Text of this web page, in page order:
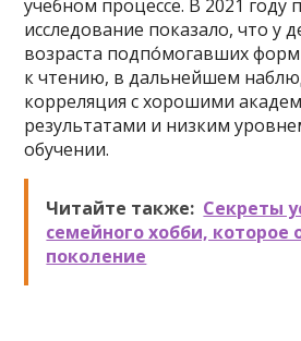
учебном процессе. В 2021 году
исследование показало, что у
возраста подпо́могавших
к чтению, в дальнейшем
корреляция с хорошими
результатами и низким
обучении.
Читайте также: Секреты
семейного хобби, которое
поколение